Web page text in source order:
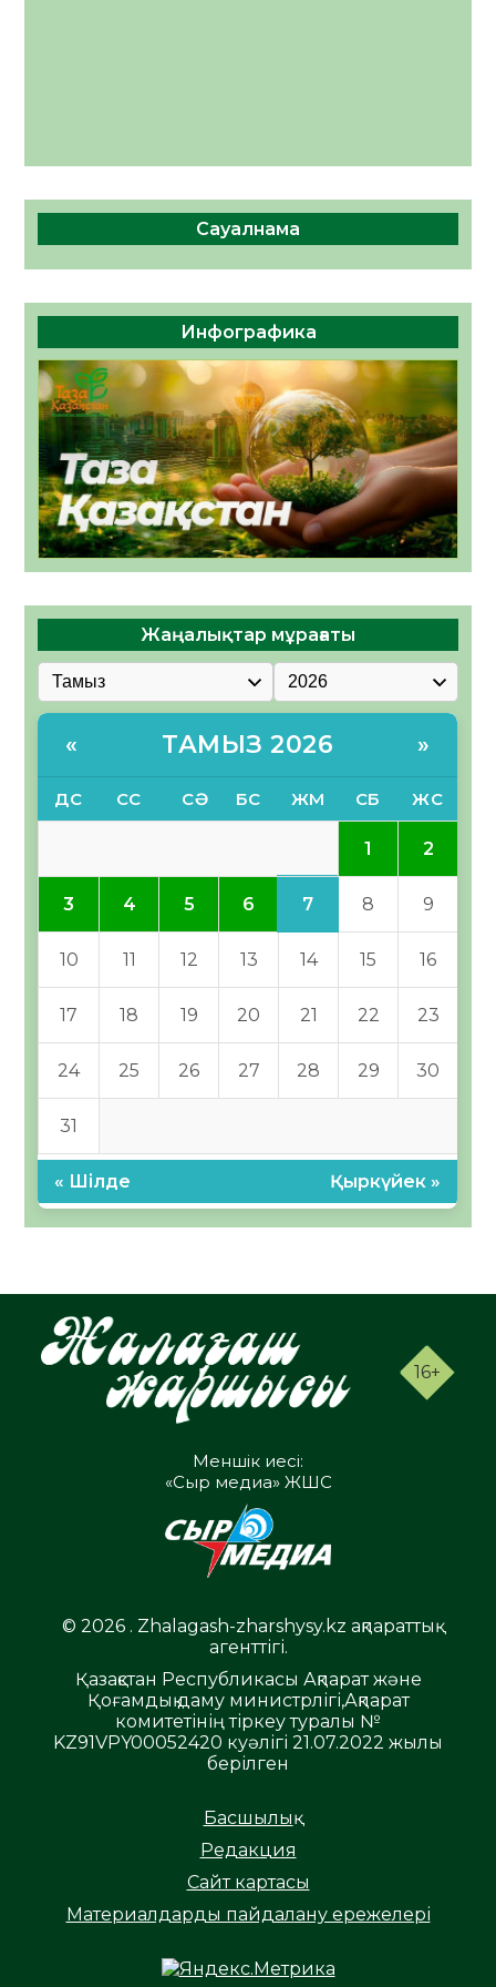
Сауалнама
Инфографика
Жаңалықтар мұрағаты
« ТАМЫЗ 2026 »
ДС СС СӘ БС ЖМ СБ ЖС
1 2
3 4 5 6 7 8 9
10 11 12 13 14 15 16
17 18 19 20 21 22 23
24 25 26 27 28 29 30
31
« Шілде Қыркүйек »
16+
Меншік иесі:
«Сыр медиа» ЖШС
© 2026 . Zhalagash-zharshysy.kz ақпараттық
агенттігі.
Қазақстан Республикасы Ақпарат және
Қоғамдық даму министрлігі,Ақпарат
комитетінің тіркеу туралы №
KZ91VPY00052420 куәлігі 21.07.2022 жылы
берілген
Басшылық
Редакция
Сайт картасы
Материалдарды пайдалану ережелері